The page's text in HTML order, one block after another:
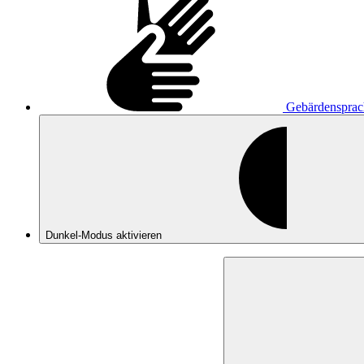
Dunkel-Modus aktivieren